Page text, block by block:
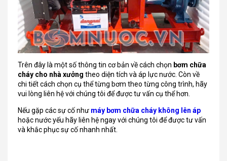
Trên đây là một số thông tin cơ bản về cách chọn bơm chữa
cháy cho nhà xưởng theo diện tích và áp lực nước. Còn về
chi tiết cách chọn cụ thể từng bơm theo từng công trình, hãy
vui lòng liên hệ với chúng tôi để được tư vấn cụ thể hơn.
Nếu gặp các sự cố như máy bơm chữa cháy không lên áp
hoặc nước yếu hãy liên hệ ngay với chúng tôi để được tư vấn
và khắc phục sự cố nhanh nhất.